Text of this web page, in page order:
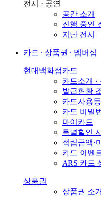
전시 · 공연
공간 소개
진행 중인
지난 전시
카드 ∙ 상품권 ∙ 멤버십
현대백화점카드
카드소개 ·
발급현황
카드사용
카드 비밀
마이카드
특별할인
적립금액·
카드 이벤
ARS 카드
상품권
상품권 소개